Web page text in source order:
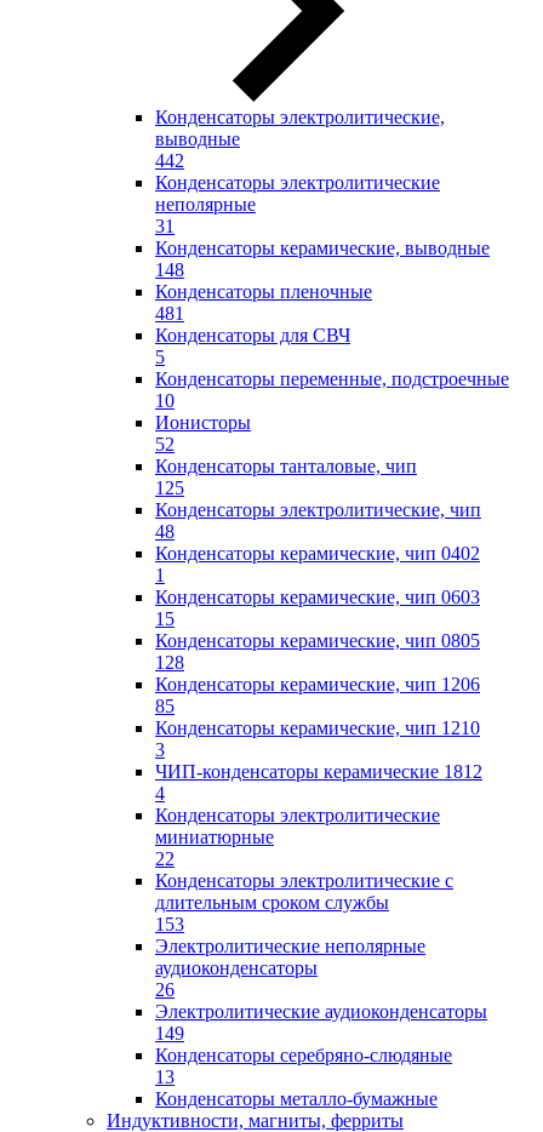
Конденсаторы электролитические,
выводные
442
Конденсаторы электролитические
неполярные
31
Конденсаторы керамические, выводные
148
Конденсаторы пленочные
481
Конденсаторы для СВЧ
5
Конденсаторы переменные, подстроечные
10
Ионисторы
52
Конденсаторы танталовые, чип
125
Конденсаторы электролитические, чип
48
Конденсаторы керамические, чип 0402
1
Конденсаторы керамические, чип 0603
15
Конденсаторы керамические, чип 0805
128
Конденсаторы керамические, чип 1206
85
Конденсаторы керамические, чип 1210
3
ЧИП-конденсаторы керамические 1812
4
Конденсаторы электролитические
миниатюрные
22
Конденсаторы электролитические с
длительным сроком службы
153
Электролитические неполярные
аудиоконденсаторы
26
Электролитические аудиоконденсаторы
149
Конденсаторы серебряно-слюдяные
13
Конденсаторы металло-бумажные
Индуктивности, магниты, ферриты